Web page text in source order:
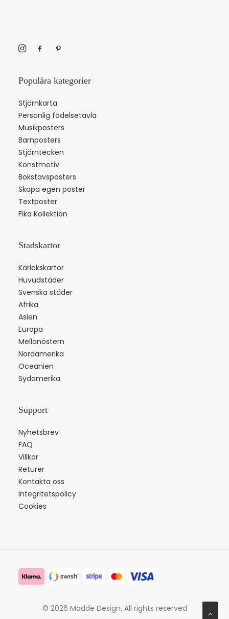
Populära kategorier
Stjärnkarta
Personlig födelsetavla
Musikposters
Barnposters
Stjärntecken
Konstmotiv
Bokstavsposters
Skapa egen poster
Textposter
Fika Kollektion
Stadskartor
Kärlekskartor
Huvudstäder
Svenska städer
Afrika
Asien
Europa
Mellanöstern
Nordamerika
Oceanien
Sydamerika
Support
Nyhetsbrev
FAQ
Villkor
Returer
Kontakta oss
Integritetspolicy
Cookies
© 2026 Madde Design. All rights reserved